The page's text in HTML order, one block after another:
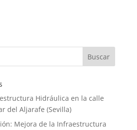
Hidráulica en la calle
del Aljarafe (Sevilla)
Mejora de la Infraestructura